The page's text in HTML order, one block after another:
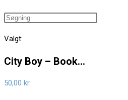
Valgt:
City Boy – Book…
50,00 kr.